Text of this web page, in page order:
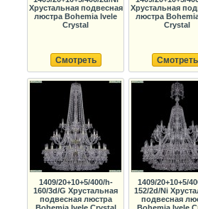
Хрустальная подвесная
люстра Bohemia Ivele
Crystal
Смотреть
Хрустальная
люстра
Crystal
Смотреть
1409/20+10+5/400/h-
160/3d/G Хрустальная
подвесная люстра
Bohemia Ivele Crystal
1409/20+10+5/
152/2d/Ni
подвесная
Bohemia Ivele